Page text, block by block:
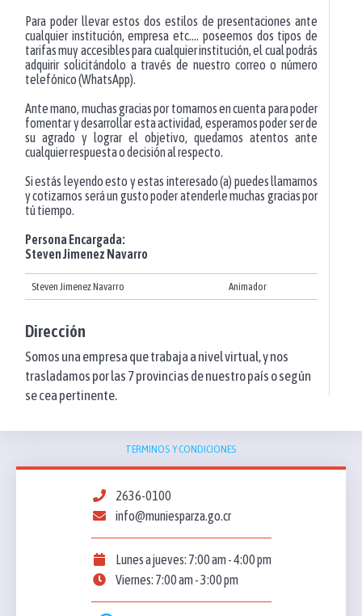
Para poder llevar estos dos estilos de presentaciones ante
cualquier institución, empresa etc.… poseemos dos tipos de
tarifas muy accesibles para cualquier institución, el cual podrás
adquirir solicitándolo a través de nuestro correo o número
telefónico (WhatsApp).
Ante mano, muchas gracias por tomarnos en cuenta para poder
fomentar y desarrollar esta actividad, esperamos poder ser de
su agrado y lograr el objetivo, quedamos atentos ante
cualquier respuesta o decisión al respecto.
Si estás leyendo esto y estas interesado (a) puedes llamarnos
y cotizarnos será un gusto poder atenderle muchas gracias por
tú tiempo.
Persona Encargada:
Steven Jimenez Navarro
Steven Jimenez Navarro Animador
Dirección
Somos una empresa que trabaja a nivel virtual, y nos
trasladamos por las 7 provincias de nuestro país o según
se cea pertinente.
TERMINOS Y CONDICIONES
2636-0100
info@muniesparza.go.cr
Lunes a jueves: 7:00 am - 4:00 pm
Viernes: 7:00 am - 3:00 pm